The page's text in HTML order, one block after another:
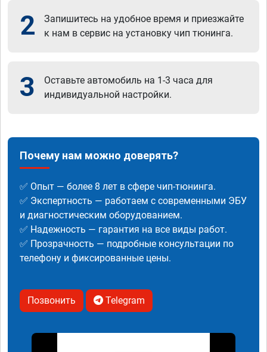
2
Запишитесь на удобное время и приезжайте
к нам в сервис на установку чип тюнинга.
3
Оставьте автомобиль на 1-3 часа для
индивидуальной настройки.
Почему нам можно доверять?
✅ Опыт — более 8 лет в сфере чип-тюнинга.
✅ Экспертность — работаем с современными ЭБУ
и диагностическим оборудованием.
✅ Надежность — гарантия на все виды работ.
✅ Прозрачность — подробные консультации по
телефону и фиксированные цены.
Позвонить Telegram